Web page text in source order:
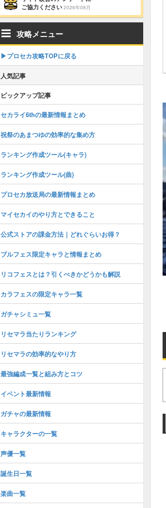
ご協力ください 2026年08月
攻略メニュー
▶︎プロセカ攻略TOPに戻る
人気記事
ピックアップ記事
セカライ6thの最新情報まとめ
祝祭のあまつゆの効率的な集め方
ランキング作成ツール(キャラ)
ランキング作成ツール(曲)
プロセカ放送局の最新情報まとめ
マイセカイのやり方とできること
公式ストアの課金方法｜どれぐらいお得？
ブルフェス限定キャラと情報まとめ
リコフェスとは？引くべきかどうかも解説
カラフェスの限定キャラ一覧
ガチャシミュ一覧
リセマラ当たりランキング
リセマラの効率的なやり方
最強編成一覧と組み方とコツ
イベント最新情報
ガチャの最新情報
キャラクターの一覧
声優一覧
誕生日一覧
楽曲一覧